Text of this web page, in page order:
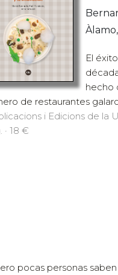
El
hecho
de restaurantes
i Edicions de la
· 18 €
pocas personas